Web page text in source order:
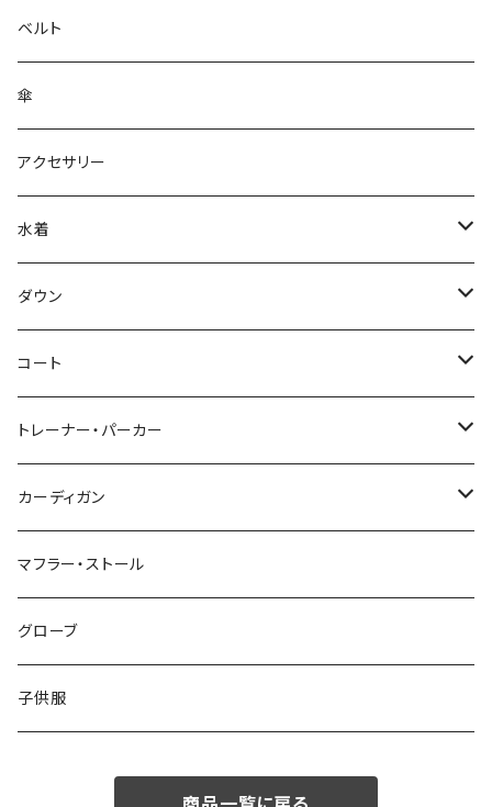
ベルト
傘
アクセサリー
水着
～44/S
46/M
48/L
50/XL～
ダウン
～44/S
46/M
48/L
50/XL～
コート
～44/S
46/M
48/L
50/XL～
トレーナー・パーカー
～44/S
46/M
48/L
50/XL～
カーディガン
～44/S
46/M
48/L
マフラー・ストール
グローブ
子供服